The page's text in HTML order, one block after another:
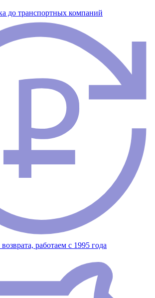
до транспортных компаний
работаем с 1995 года